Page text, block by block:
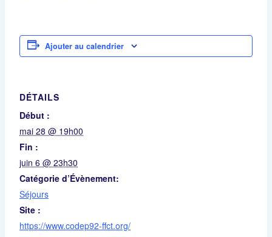
Ajouter au calendrier
DÉTAILS
Début :
mai 28 @ 19h00
Fin :
juin 6 @ 23h30
Catégorie d’Évènement:
Séjours
Site :
https://www.codep92-ffct.org/